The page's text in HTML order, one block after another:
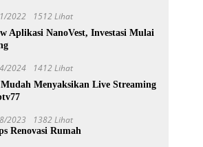
2022 1512 Lihat
Aplikasi NanoVest, Investasi Mulai
2024 1412 Lihat
Menyaksikan Live Streaming
2023 1382 Lihat
Renovasi Rumah